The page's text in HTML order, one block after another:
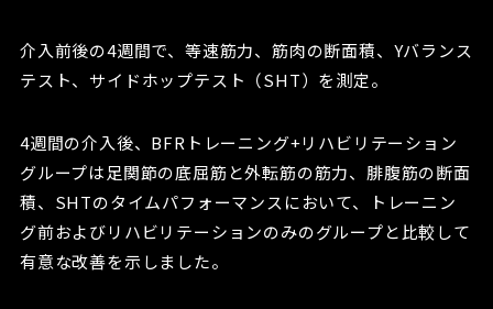
介入前後の4週間で、等速筋力、筋肉の断面積、Yバランス
テスト、サイドホップテスト（SHT）を測定。
4週間の介入後、BFRトレーニング+リハビリテーション
グループは足関節の底屈筋と外転筋の筋力、腓腹筋の断面
積、SHTのタイムパフォーマンスにおいて、トレーニン
グ前およびリハビリテーションのみのグループと比較して
有意な改善を示しました。